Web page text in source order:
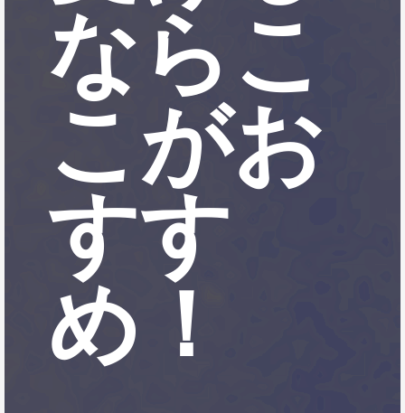
ならこ
こがお
すす
め！